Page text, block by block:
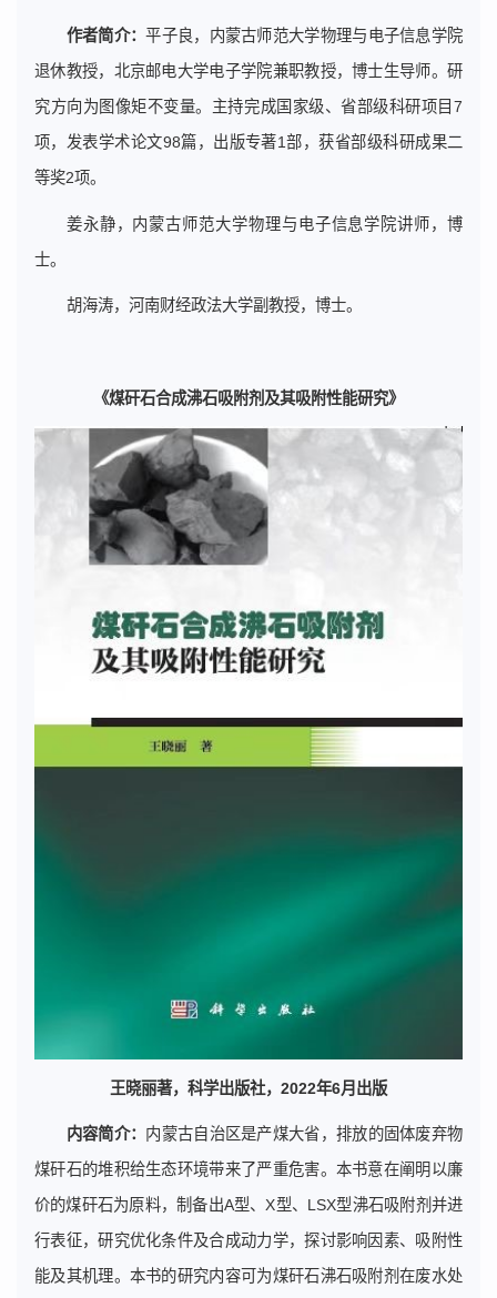
作者简介：平子良，内蒙古师范大学物理与电子信息学院
退休教授，北京邮电大学电子学院兼职教授，博士生导师。研
究方向为图像矩不变量。主持完成国家级、省部级科研项目7
项，发表学术论文98篇，出版专著1部，获省部级科研成果二
等奖2项。
姜永静，内蒙古师范大学物理与电子信息学院讲师，博
士。
胡海涛，河南财经政法大学副教授，博士。
《煤矸石合成沸石吸附剂及其吸附性能研究》
王晓丽著，科学出版社，2022年6月出版
内容简介： 内蒙古自治区是产煤大省，排放的固体废弃物
煤矸石的堆积给生态环境带来了严重危害。本书意在阐明以廉
价的煤矸石为原料，制备出A型、X型、LSX型沸石吸附剂并进
行表征，研究优化条件及合成动力学，探讨影响因素、吸附性
能及其机理。本书的研究内容可为煤矸石沸石吸附剂在废水处